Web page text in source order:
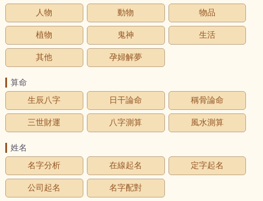
人物
動物 物品
植物 鬼神 生活
其他 孕婦解夢
算命
生辰八字
日干論命 稱骨論命
三世財運 八字測算 風水測算
姓名
名字分析
在線起名 定字起名
公司起名 名字配對